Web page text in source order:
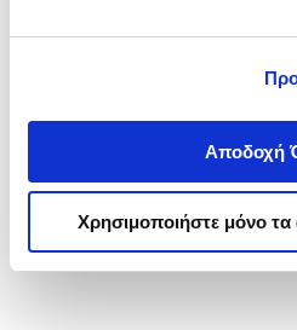
Αποδοχή
Χρησιμοποιήστε μόνο